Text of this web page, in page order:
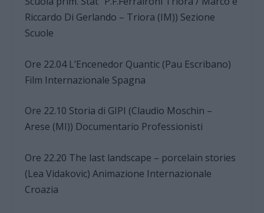
Riccardo Di Gerlando – Triora (IM)) Sezione
Scuole
Ore 22.04 L’Encenedor Quantic (Pau Escribano)
Film Internazionale Spagna
Ore 22.10 Storia di GIPI (Claudio Moschin –
Arese (MI)) Documentario Professionisti
Ore 22.20 The last landscape – porcelain stories
(Lea Vidakovic) Animazione Internazionale
Croazia